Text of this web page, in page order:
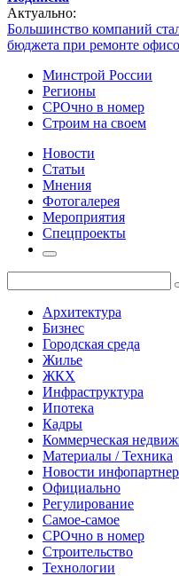
Актуально:
Большинство компаний
бюджета при ремонте
Минстрой России
Регионы
СРОчно в номер
Строим на своем
Новости
Статьи
Мнения
Фотогалерея
Мероприятия
Спецпроекты
Архитектура
Бизнес
Городская среда
Жилье
ЖКХ
Инфраструктура
Ипотека
Кадры
Коммерческая
Материалы / Техника
Новости
Официально
Регулирование
Самое-самое
СРОчно в номер
Строительство
Технологии